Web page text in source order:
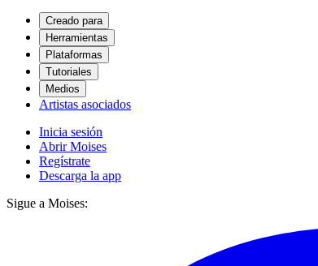
Creado para
Herramientas
Plataformas
Tutoriales
Medios
Artistas asociados
Inicia sesión
Abrir Moises
Regístrate
Descarga la app
Sigue a Moises: